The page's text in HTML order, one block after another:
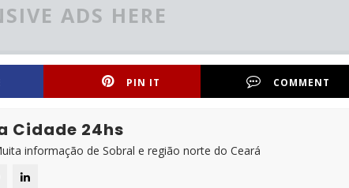
ADS HERE
PIN IT COMMENT
Cidade 24hs
informação de Sobral e região norte do Ceará